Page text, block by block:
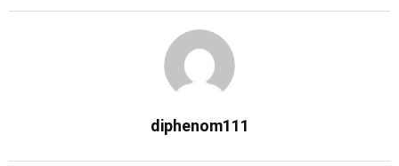
diphenom111